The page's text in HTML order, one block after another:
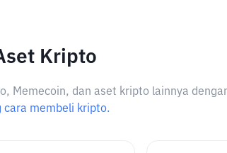
Kripto
Memecoin, dan aset kripto lainnya
cara membeli kripto.